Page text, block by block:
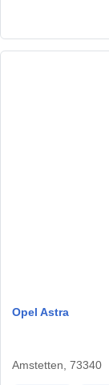
Opel Astra
Amstetten, 73340